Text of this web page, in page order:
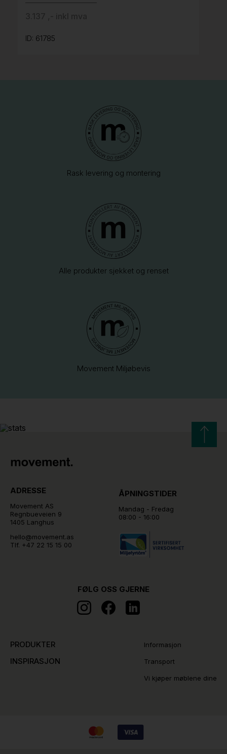
ID: 61785
Rask levering og montering
Alle produkter sjekket og renset
Movement Miljøbevis
ADRESSE
Movement AS
Regnbueveien 9
1405 Langhus
hello@movement.as
Tlf. +47 22 15 15 00
ÅPNINGSTIDER
Mandag - Fredag
08:00 - 16:00
PRODUKTER
INSPIRASJON
Informasjon
Transport
Vi kjøper møblene dine
FØLG OSS GJERNE